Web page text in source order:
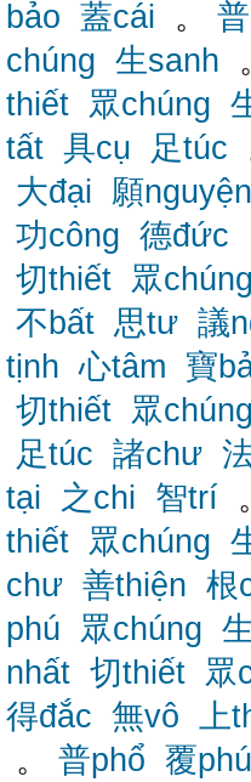
bảo 蓋cái 。
chúng 生sanh
thiết 眾chúng
tất 具cụ 足túc
大đại 願nguyện
功công 德đức
切thiết 眾chúng
不bất 思tư 議
tịnh 心tâm 寶
切thiết 眾chúng
足túc 諸chư
tại
之chi 智trí
thiết 眾chúng
chư 善thiện 根
phú 眾chúng
nhất 切thiết 眾
得đắc 無vô 上
。 普phổ 覆phú